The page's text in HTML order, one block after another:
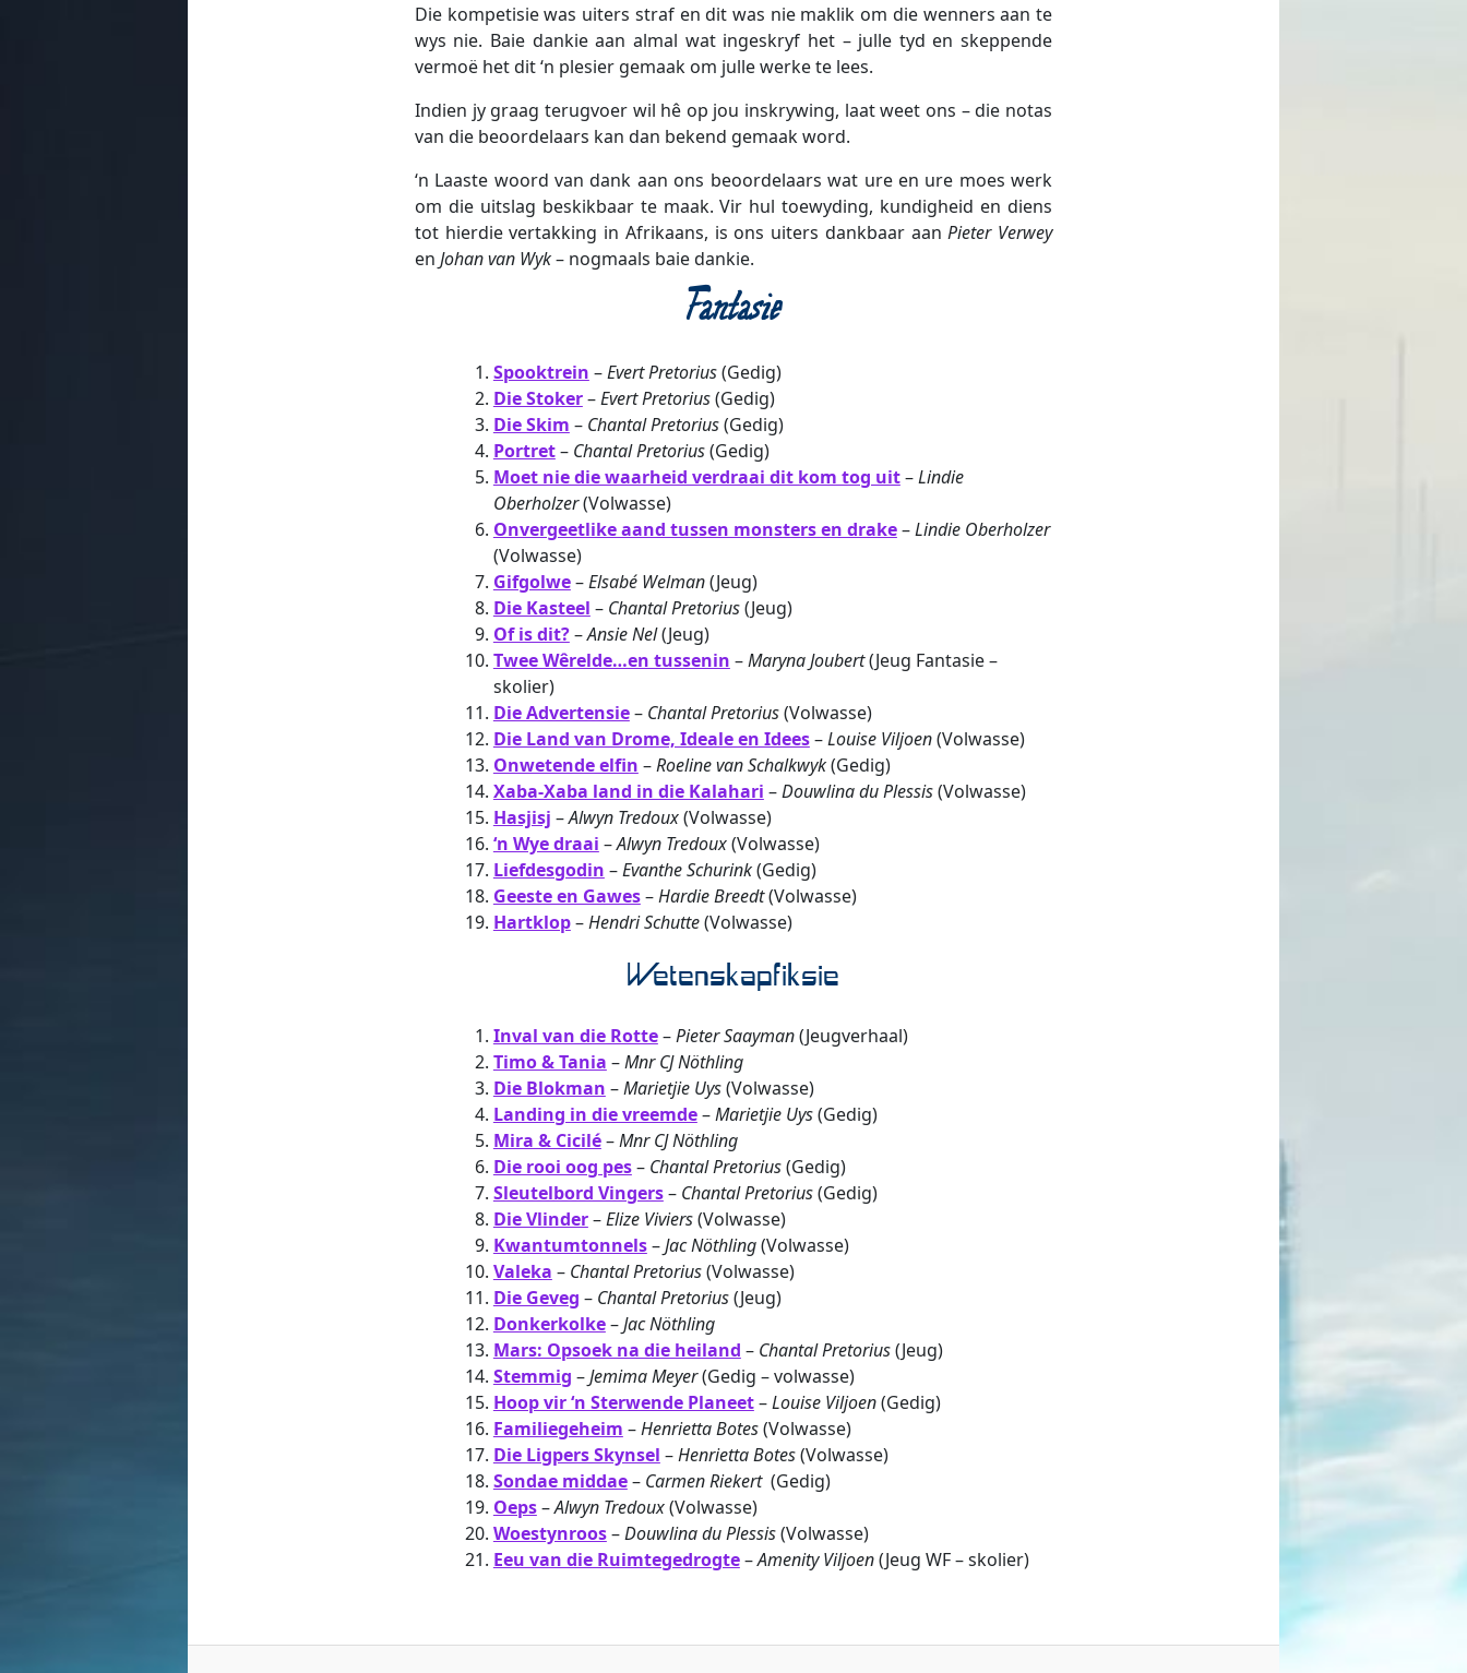
Die kompetisie was uiters straf en dit was nie maklik om die wenners aan te
wys nie. Baie dankie aan almal wat ingeskryf het – julle tyd en skeppende
vermoë het dit ‘n plesier gemaak om julle werke te lees.
Indien jy graag terugvoer wil hê op jou inskrywing, laat weet ons – die notas
van die beoordelaars kan dan bekend gemaak word.
‘n Laaste woord van dank aan ons beoordelaars wat ure en ure moes werk
om die uitslag beskikbaar te maak. Vir hul toewyding, kundigheid en diens
tot hierdie vertakking in Afrikaans, is ons uiters dankbaar aanPieter Verwey
en Johan van Wyk– nogmaals baie dankie.
Fantasie
Spooktrein –Evert Pretorius(Gedig)
Die Stoker–Evert Pretorius(Gedig)
Die Skim – Chantal Pretorius(Gedig)
Portret– Chantal Pretorius(Gedig)
Moet nie die waarheid verdraai dit kom tog uit–Lindie
Oberholzer(Volwasse)
Onvergeetlike aand tussen monsters en drake–Lindie Oberholzer
(Volwasse)
Gifgolwe–Elsabé Welman(Jeug)
Die Kasteel – Chantal Pretorius(Jeug)
Of is dit?–Ansie Nel(Jeug)
Twee Wêrelde…en tussenin –Maryna Joubert(Jeug Fantasie –
skolier)
Die Advertensie– Chantal Pretorius(Volwasse)
Die Land van Drome, Ideale en Idees–Louise Viljoen(Volwasse)
Onwetende elfin –Roeline van Schalkwyk(Gedig)
Xaba-Xaba land in die Kalahari –Douwlina du Plessis(Volwasse)
Hasjisj –Alwyn Tredoux(Volwasse)
‘n Wye draai –Alwyn Tredoux(Volwasse)
Liefdesgodin –Evanthe Schurink(Gedig)
Geeste en Gawes–Hardie Breedt(Volwasse)
Hartklop–Hendri Schutte(Volwasse)
Wetenskapfiksie
Inval van die Rotte–Pieter Saayman(Jeugverhaal)
Timo & Tania –Mnr CJ Nöthling
Die Blokman –Marietjie Uys(Volwasse)
Landing in die vreemde–Marietjie Uys(Gedig)
Mira & Cicilé–Mnr CJ Nöthling
Die rooi oog pes– Chantal Pretorius(Gedig)
Sleutelbord Vingers– Chantal Pretorius(Gedig)
Die Vlinder–Elize Viviers(Volwasse)
Kwantumtonnels–Jac Nöthling(Volwasse)
Valeka – Chantal Pretorius(Volwasse)
Die Geveg – Chantal Pretorius(Jeug)
Donkerkolke–Jac Nöthling
Mars: Opsoek na die heiland – Chantal Pretorius(Jeug)
Stemmig –Jemima Meyer(Gedig – volwasse)
Hoop vir ‘n Sterwende Planeet–Louise Viljoen(Gedig)
Familiegeheim –Henrietta Botes(Volwasse)
Die Ligpers Skynsel –Henrietta Botes(Volwasse)
Sondae middae– Carmen Riekert(Gedig)
Oeps–Alwyn Tredoux(Volwasse)
Woestynroos–Douwlina du Plessis(Volwasse)
Eeu van die Ruimtegedrogte–Amenity Viljoen(Jeug WF – skolier)